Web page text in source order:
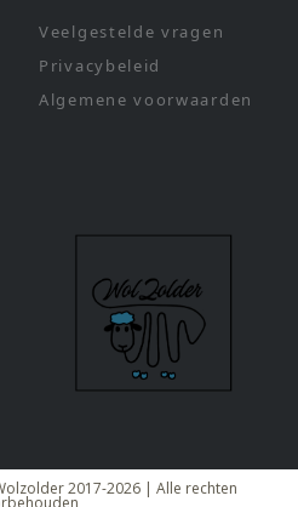
Veelgestelde vragen
Privacybeleid
Algemene voorwaarden
2017-2026 | Alle rechten